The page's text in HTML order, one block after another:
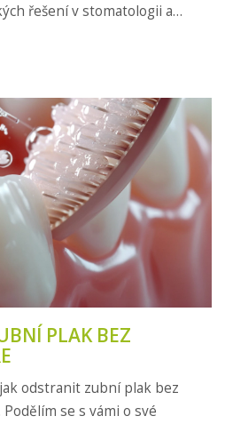
řešení v stomatologii a
se podívat na to, co byste
PLAK BEZ
odstranit zubní plak bez
se s vámi o své